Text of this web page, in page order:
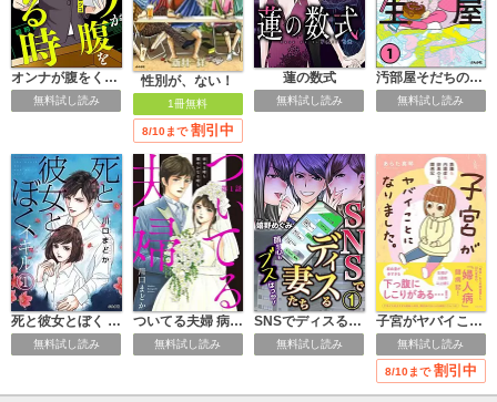
オンナが腹をくくる時
無料試し読み
性別が、ない！
1冊無料
8/10まで 割引中
蓮の数式
無料試し読み
汚部屋そだちの東大生
無料試し読み
死と彼女とぼく イキル（分冊版）
無料試し読み
ついてる夫婦 病める時も健やかなる時も（分冊版）
無料試し読み
SNSでディスる妻たち 顔も心もブスばっか！
無料試し読み
子宮がヤバイことになりました。 筋腫＆内膜症＆卵巣のう腫闘病記
無料試し読み
8/10まで 割引中